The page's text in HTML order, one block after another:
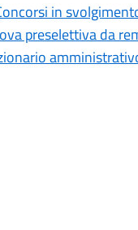
in
preselettiva da